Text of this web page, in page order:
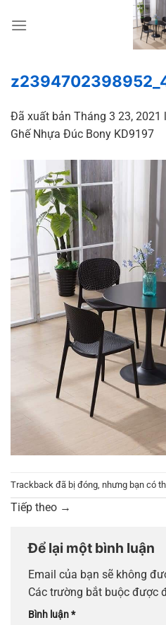
đến
Đã xuất bản Tháng 3 23, 2021
Ghế Nhựa Đúc Bony KD9197
Trackback đã bị đóng, nhưng bạn có
Tiếp theo →
Để lại một bình luận
Email của bạn sẽ không
Các trường bắt buộc được
Bình luận*